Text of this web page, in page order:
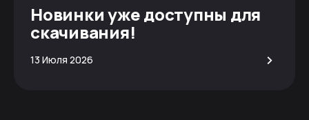
Новинки уже доступны для
скачивания!
13 Июля 2026 >